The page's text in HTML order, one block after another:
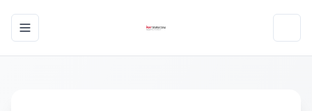
Toggle navigation menu